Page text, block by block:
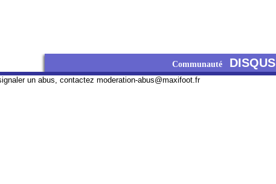
Communauté DISQUS
un abus, contactez moderation-abus@maxifoot.fr